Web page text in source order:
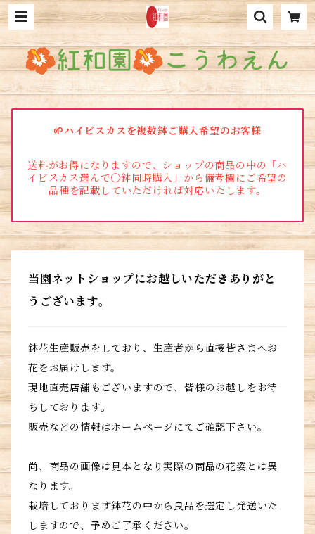
🌱ハイビスカスを複数鉢ご購入希望のお客様
送料がお得になりますので、ショップの商品の中の「ハ
イビスカス選んで〇鉢同時購入」から備考欄にご希望の
品種を記載していただければ対応いたします。
当園ネットショップにお越しいただきありがと
うございます。
鉢花生産販売をしており、生産者から直接皆さまへお
花をお届けします。
現地直売店舗もございますので、皆様のお越しをお待
ちしております。
販売などの情報はホームページにてご確認下さい。
尚、商品の画像は見本となり実際の商品の花姿とは異
なります。
栽培しております鉢花の中から良品を選定し発送いた
しますので、予めご了承ください。